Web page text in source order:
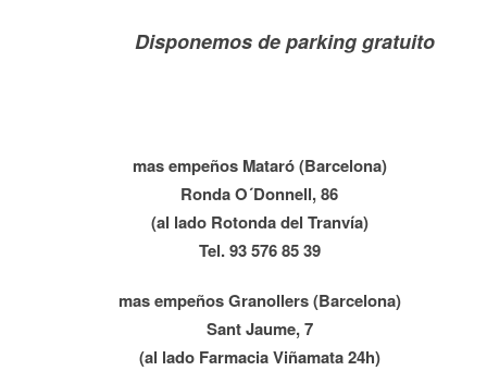
Disponemos de parking gratuito
mas empeños Mataró (Barcelona)
Ronda O´Donnell, 86
(al lado Rotonda del Tranvía)
Tel. 93 576 85 39
mas empeños Granollers (Barcelona)
Sant Jaume, 7
(al lado Farmacia Viñamata 24h)